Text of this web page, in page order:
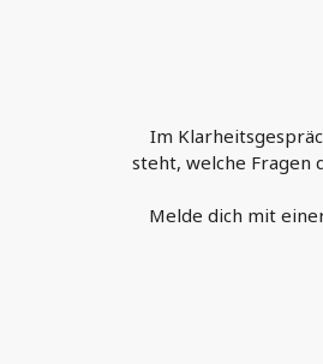
Im
steht, welche Fragen
Melde dich mit